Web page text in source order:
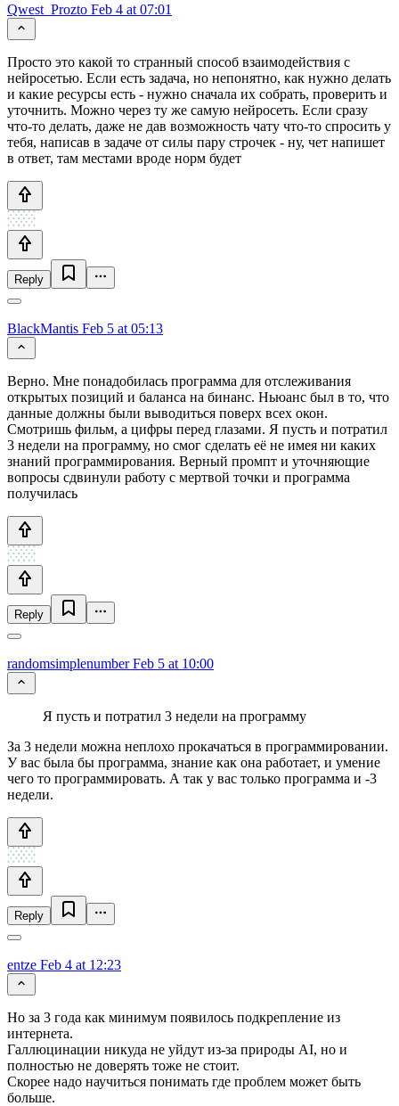
Qwest_Prozto Feb 4 at 07:01
Просто это какой то странный способ взаимодействия с
нейросетью. Если есть задача, но непонятно, как нужно делать
и какие ресурсы есть - нужно сначала их собрать, проверить и
уточнить. Можно через ту же самую нейросеть. Если сразу
что-то делать, даже не дав возможность чату что-то спросить у
тебя, написав в задаче от силы пару строчек - ну, чет напишет
в ответ, там местами вроде норм будет
Reply
BlackMantis Feb 5 at 05:13
Верно. Мне понадобилась программа для отслеживания
открытых позиций и баланса на бинанс. Ньюанс был в то, что
данные должны были выводиться поверх всех окон.
Смотришь фильм, а цифры перед глазами. Я пусть и потратил
3 недели на программу, но смог сделать её не имея ни каких
знаний программирования. Верный промпт и уточняющие
вопросы сдвинули работу с мертвой точки и программа
получилась
Reply
randomsimplenumberFeb 5 at 10:00
Я пусть и потратил 3 недели на программу
За 3 недели можна неплохо прокачаться в программировании.
У вас была бы программа, знание как она работает, и умение
чего то программировать. А так у вас только программа и -3
недели.
Reply
entze Feb 4 at 12:23
Но за 3 года как минимум появилось подкрепление из
интернета.
Галлюцинации никуда не уйдут из-за природы AI, но и
полностью не доверять тоже не стоит.
Скорее надо научиться понимать где проблем может быть
больше.